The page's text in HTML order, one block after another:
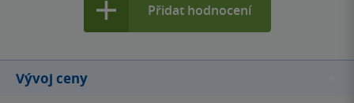
Přidat hodnocení
Vývoj ceny